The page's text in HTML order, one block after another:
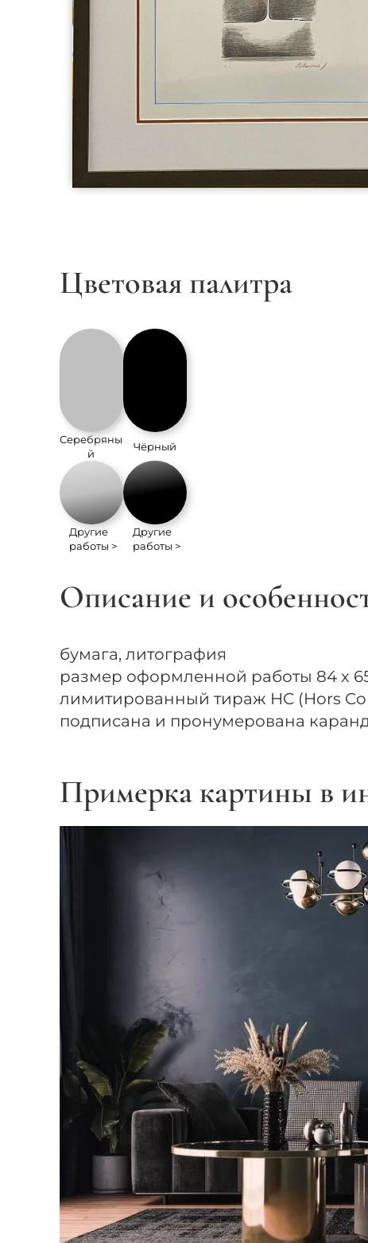
Цветовая палитра
Серебряны
й
Другие
работы >
Чёрный
Другие
работы >
Описание и
бумага, литография
размер оформленной работы 84 х
лимитированный тираж HC (Hors
подписана и пронумерована
Примерка картины в